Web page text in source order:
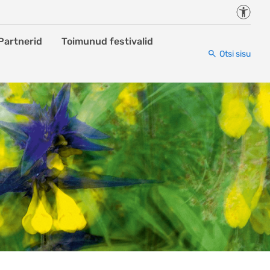
Toimunud festivalid
Otsi sisu